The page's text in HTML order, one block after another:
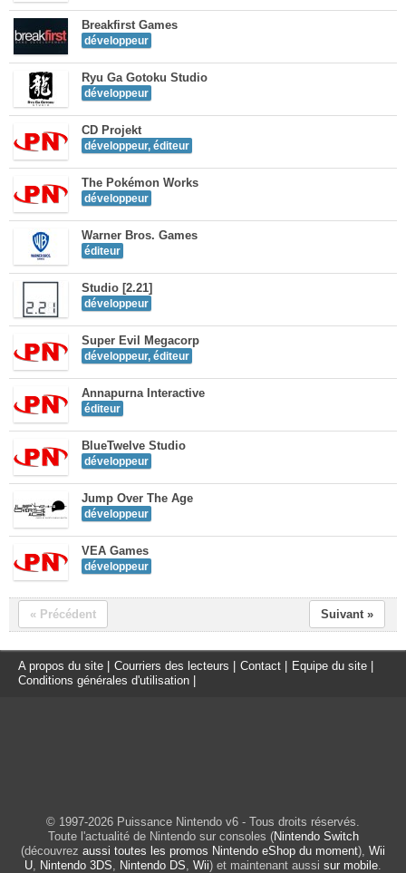
Breakfirst Games
développeur
Ryu Ga Gotoku Studio
développeur
CD Projekt
développeur, éditeur
The Pokémon Works
développeur
Warner Bros. Games
éditeur
Studio [2.21]
développeur
Super Evil Megacorp
développeur, éditeur
Annapurna Interactive
éditeur
BlueTwelve Studio
développeur
Jump Over The Age
développeur
VEA Games
développeur
« Précédent Suivant »
A propos du site Courriers des lecteurs Contact Equipe du site
Conditions générales d'utilisation
© 1997-2026 Puissance Nintendo v6 - Tous droits réservés.
Toute l'actualité de Nintendo sur consoles (Nintendo Switch
(découvrez aussi toutes les promos Nintendo eShop du moment), Wii
U, Nintendo 3DS, Nintendo DS, Wii) et maintenant aussi sur mobile.